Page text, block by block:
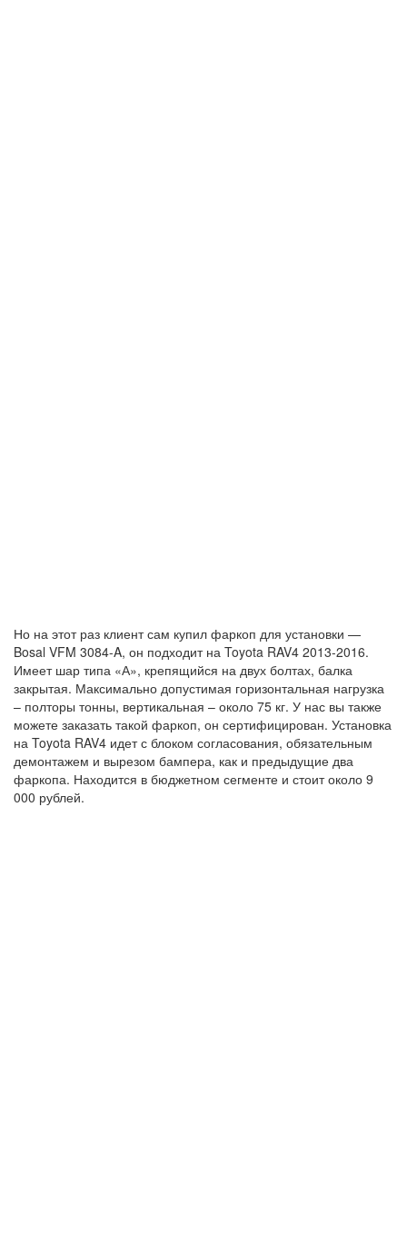
Но на этот раз клиент сам купил фаркоп для установки —
Bosal VFM 3084-A, он подходит на Toyota RAV4 2013-2016.
Имеет шар типа «А», крепящийся на двух болтах, балка
закрытая. Максимально допустимая горизонтальная нагрузка
– полторы тонны, вертикальная – около 75 кг. У нас вы также
можете заказать такой фаркоп, он сертифицирован. Установка
на Toyota RAV4 идет с блоком согласования, обязательным
демонтажем и вырезом бампера, как и предыдущие два
фаркопа. Находится в бюджетном сегменте и стоит около 9
000 рублей.